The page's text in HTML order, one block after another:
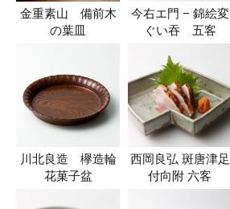
金重素山 備前木
の葉皿
今右エ門 – 錦絵変
ぐい吞 五客
川北良造 欅造輪
花菓子盆
西岡良弘 斑唐津足
付向附 六客